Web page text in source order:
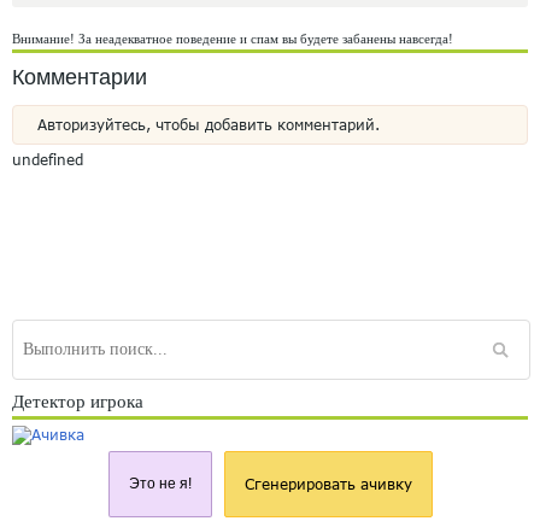
Внимание! За неадекватное поведение и спам вы будете забанены навсегда!
Комментарии
Авторизуйтесь, чтобы добавить комментарий.
undefined
Детектор игрока
Это не я! Сгенерировать ачивку